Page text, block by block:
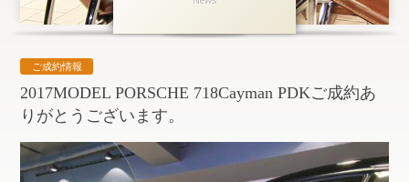
会社概要
お問い合わせ
ご成約情報
2017MODEL PORSCHE 718Cayman PDKご成約あ
りがとうございます。